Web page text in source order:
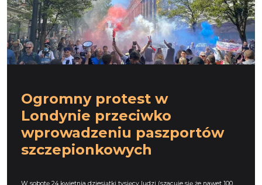
Ogromny protest w
Londynie przeciwko
wprowadzeniu paszportów
szczepionkowych
W sobotę 24 kwietnia dziesiątki tysięcy ludzi (szacuje się że nawet 100